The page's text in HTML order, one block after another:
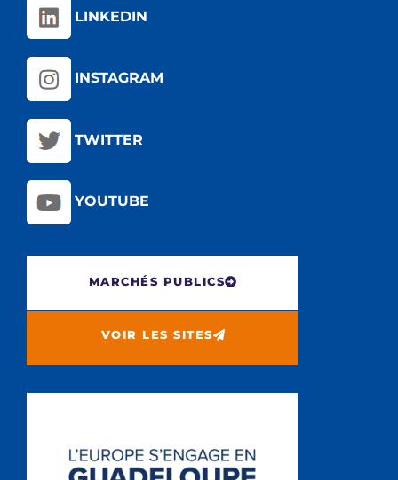
LINKEDIN
INSTAGRAM
TWITTER
YOUTUBE
MARCHÉS PUBLICS
VOIR LES SITES